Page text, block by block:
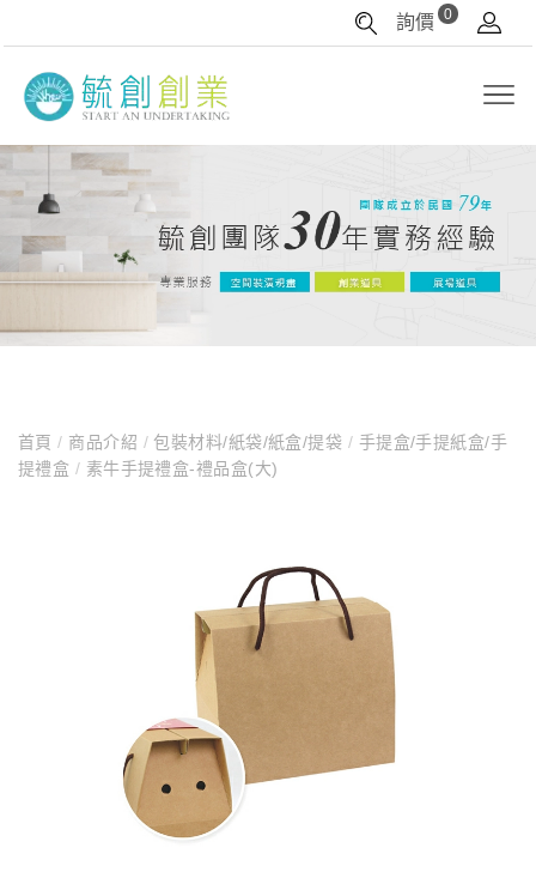
詢價 0
首頁/ 商品介紹 /包裝材料/紙袋/紙盒/提袋 / 手提盒/手提紙盒/手
提禮盒 / 素牛手提禮盒-禮品盒(大)